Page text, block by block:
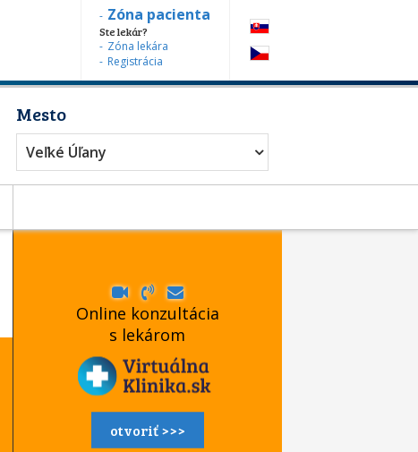
Zóna pacienta
Ste lekár?
Zóna lekára
Registrácia
Mesto
Veľké Úľany
Online konzultácia
s lekárom
otvoriť >>>